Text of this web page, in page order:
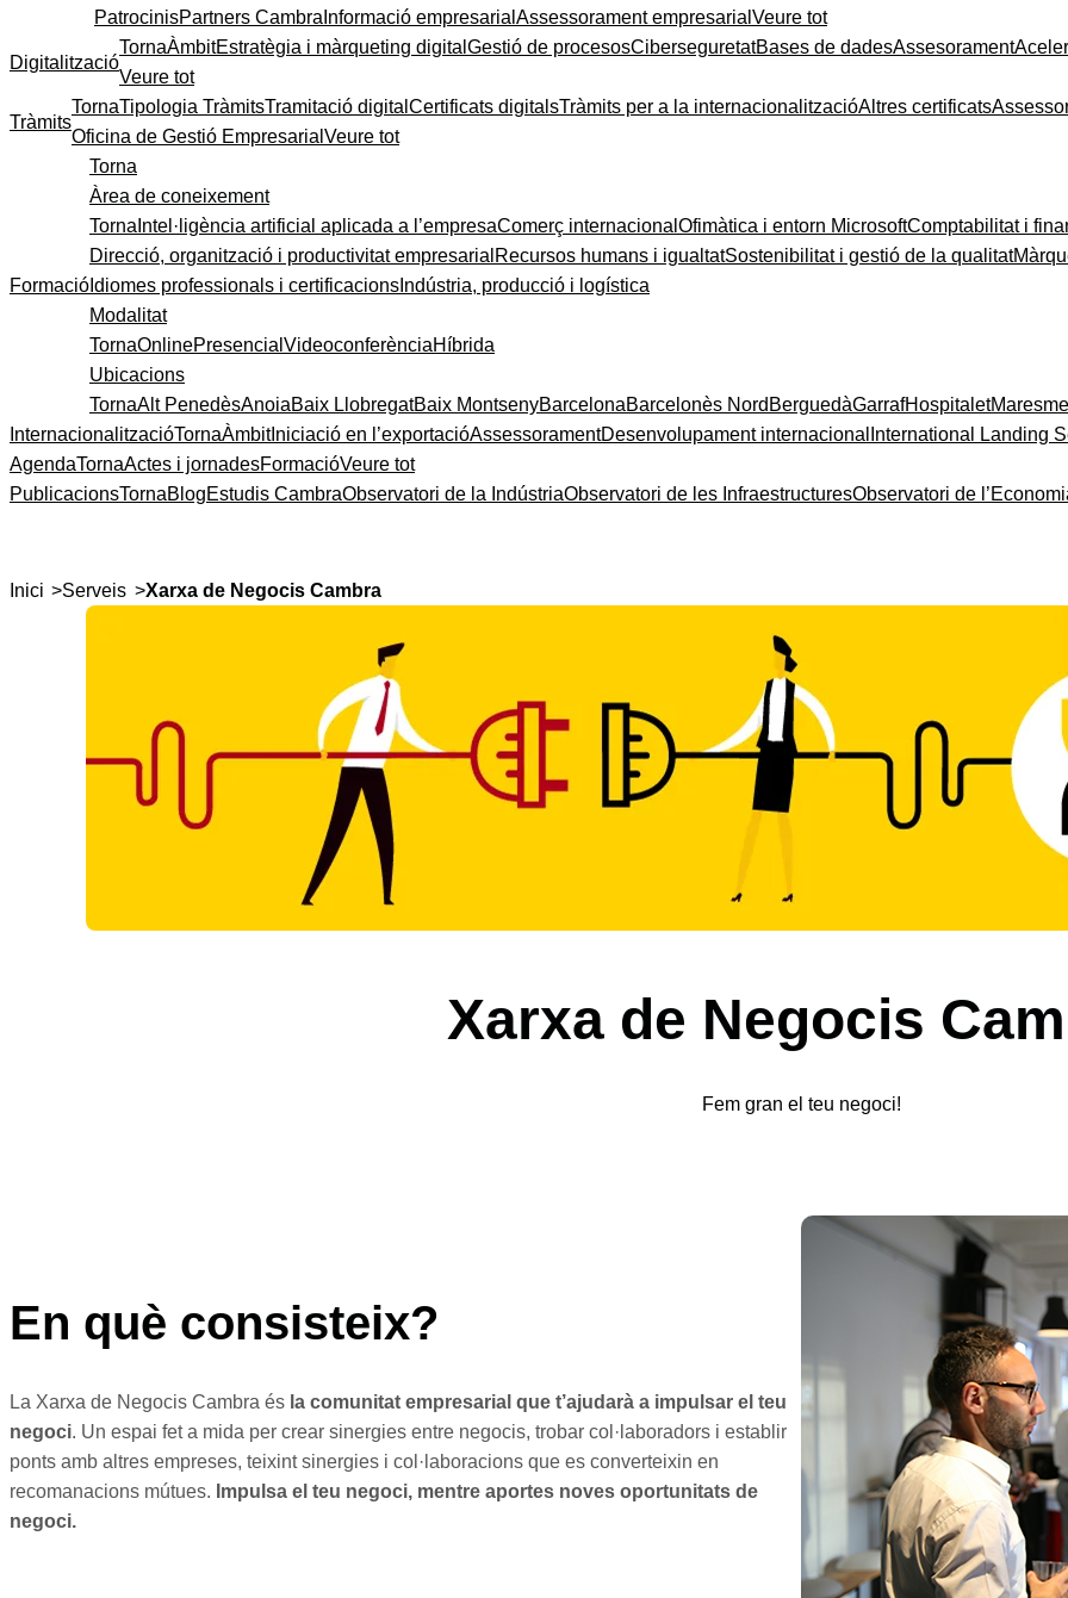
PatrocinisPartners Cambra Informació empresarial Assessorament empresarial Veure tot
Digitalització
TornaÀmbitEstratègia i màrqueting digital Gestió de procesosCiberseguretatBases de dadesAssesorament
Veure tot
Tràmits
TornaTipologia TràmitsTramitació digital Certificats digitalsTràmits per a la internacionalitzacióAltres certificats
Oficina de Gestió Empresarial Veure tot
Formació
Torna
Àrea de coneixement
Torna Intel·ligència artificial aplicada a l’empresaComerç internacional Ofimàtica i entorn MicrosoftComptabilitat i
Direcció, organització i productivitat empresarial Recursos humans i igualtatSostenibilitat i gestió de la qualitat
Idiomes professionals i certificacions Indústria, producció i logística
Modalitat
TornaOnlinePresencial VideoconferènciaHíbrida
Ubicacions
TornaAlt PenedèsAnoiaBaix LlobregatBaix MontsenyBarcelonaBarcelonès Nord BerguedàGarrafHospitaletMaresme
InternacionalitzacióTornaÀmbitIniciació en l’exportacióAssessoramentDesenvolupament internacional International Landing
AgendaTornaActes i jornadesFormacióVeure tot
PublicacionsTornaBlogEstudis CambraObservatori de la IndústriaObservatori de les InfraestructuresObservatori de
Inici >Serveis >Xarxa de Negocis Cambra
Xarxa de Negocis
Fem gran el teu negoci!
En què consisteix?
La Xarxa de Negocis Cambra és la comunitat empresarial que t’ajudarà a impulsar el teu
negoci. Un espai fet a mida per crear sinergies entre negocis, trobar col·laboradors i establir
ponts amb altres empreses, teixint sinergies i col·laboracions que es converteixin en
recomanacions mútues. Impulsa el teu negoci, mentre aportes noves oportunitats de
negoci.